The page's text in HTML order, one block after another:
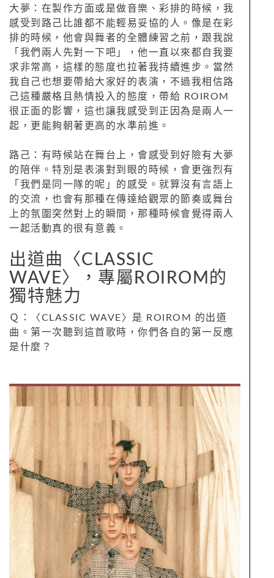
大夢：在製作方面或是做音樂、彩排的時候，我
感受到路己比誰都不能輕易妥協的人。像是在彩
排的時候，他會與舞者的全體練習之前，跟我說
「我們兩人先對一下吧」，他一直以來都自我要
求非常高，這樣的態度也拉著我持續進步。當然
我自己也想要帶給大家好的表演，不過我相信路
己這種嚴格且熱情投入的態度，帶給 ROIROM
很正面的影響，這也讓我感受到正因為是兩人一
起，更能夠朝著更高的水準前進。
路己：有時候站在舞台上，會感受到好險有大夢
的陪伴。特別是表演對到眼的時候，會更強烈有
「我們是同一隊的呢」的感受。就算沒有言語上
的交流，也會有那種在傳達給觀眾的節奏或舞台
上的氛圍突然對上的瞬間，那種時候會覺得兩人
一起活動真的很有意義。
出道曲〈CLASSIC
WAVE〉，專屬ROIROM的
獨特魅力
Ｑ：〈CLASSIC WAVE〉是 ROIROM 的出道
曲。第一次聽到這首歌時，你們各自的第一反應
是什麼？